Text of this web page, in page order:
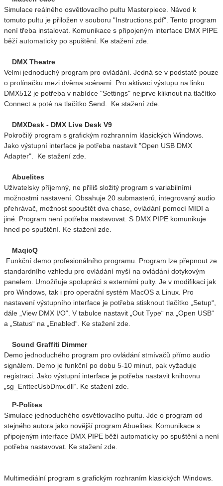
Simulace reálného osvětlovacího pultu Masterpiece. Návod k
tomuto pultu je přiložen v souboru "Instructions.pdf". Tento program
není třeba instalovat. Komunikace s připojeným interface DMX PIPE
běží automaticky po spuštění. Ke stažení zde.
DMX Theatre
Velmi jednoduchý program pro ovládání. Jedná se v podstatě pouze
o prolínačku mezi dvěma scénami. Pro aktivaci výstupu na linku
DMX512 je potřeba v nabídce "Settings" nejprve kliknout na tlačítko
Connect a poté na tlačítko Send. Ke stažení zde.
DMXDesk - DMX Live Desk V9
Pokročilý program s grafickým rozhranním klasických Windows.
Jako výstupní interface je potřeba nastavit "Open USB DMX
Adapter". Ke stažení zde.
Abuelites
Uživatelsky příjemný, ne příliš složitý program s variabilními
možnostmi nastavení. Obsahuje 20 submasterů, integrovaný audio
přehrávač, možnost spouštět dva chase, ovládání pomocí MIDI a
jiné. Program není potřeba nastavovat. S DMX PIPE komunikuje
hned po spuštění. Ke stažení zde.
MaqicQ
Funkční demo profesionálního programu. Program lze přepnout ze
standardního vzhledu pro ovládání myší na ovládání dotykovým
panelem. Umožňuje spolupráci s externími pulty. Je v modifikaci jak
pro Windows, tak i pro operační systém MacOS a Linux. Pro
nastavení výstupního interface je potřeba stisknout tlačítko „Setup“,
dále „View DMX I/O“. V tabulce nastavit „Out Type“ na „Open USB“
a „Status“ na „Enabled“. Ke stažení zde.
Sound Graffiti Dimmer
Demo jednoduchého program pro ovládání stmívačů přímo audio
signálem. Demo je funkční po dobu 5-10 minut, pak vyžaduje
registraci. Jako výstupní interface je potřeba nastavit knihovnu
„sg_EnttecUsbDmx.dll“. Ke stažení zde.
P-Polites
Simulace jednoduchého osvětlovacího pultu. Jde o program od
stejného autora jako novější program Abuelites. Komunikace s
připojeným interface DMX PIPE běží automaticky po spuštění a není
potřeba nastavovat. Ke stažení zde.
Multimediální program s grafickým rozhraním klasických Windows.